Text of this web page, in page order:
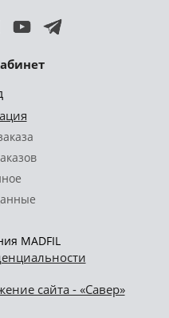
MADFIL
сайта - «Савер»